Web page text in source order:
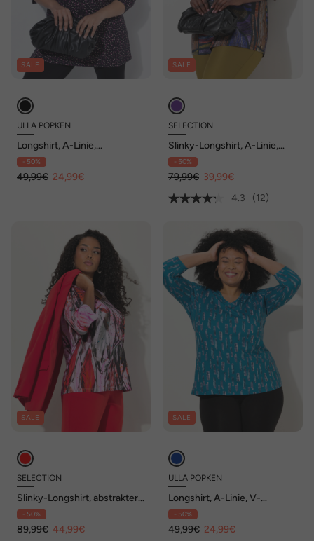
SALE
ULLA POPKEN
Longshirt, A-Linie,
Rundhalsausschnitt, 3/4-
Arm
- 50%
49,99€ 24,99€
SALE
SELECTION
Slinky-Longshirt, A-Linie,
Herzausschnitt, 3/4-Arm
- 50%
79,99€ 39,99€
4.3
(12)
SALE
SELECTION
Slinky-Longshirt, abstrakter
Druck, V-Ausschnitt, 3/4-
Arm
- 50%
89,99€ 44,99€
SALE
ULLA POPKEN
Longshirt, A-Linie, V-
Ausschnitt, 3/4-Arm
- 50%
49,99€ 24,99€